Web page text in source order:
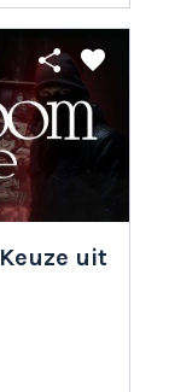
share favorite
uit